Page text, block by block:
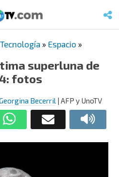
» Espacio »
superluna de
fotos
Becerril| AFP y UnoTV